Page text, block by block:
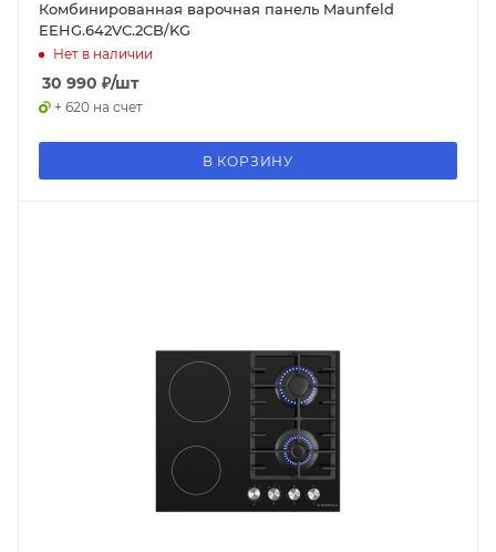
Комбинированная варочная панель Maunfeld
EEHG.642VC.2CB/KG
Нет в наличии
30 990 ₽/шт
+ 620 на счет
В КОРЗИНУ